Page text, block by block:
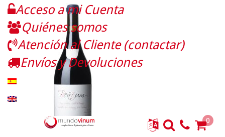
Acceso a mi Cuenta
Quiénes somos
Atención al Cliente (contactar)
Envíos y Devoluciones
0